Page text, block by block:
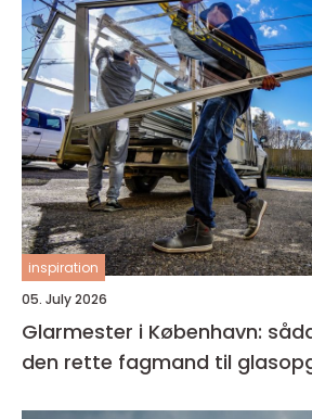
inspiration
05. July 2026
Glarmester i København:
den rette fagmand til